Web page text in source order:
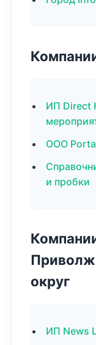
ИП Direct
ООО
и пробки
округ
ИП News